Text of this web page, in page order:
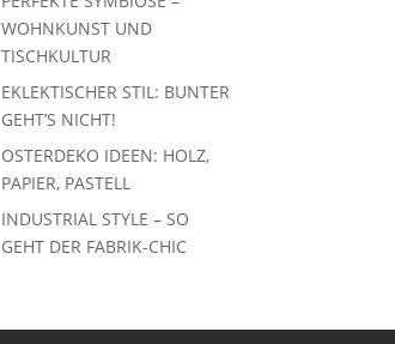
WOHNKUNST UND
TISCHKULTUR
EKLEKTISCHER STIL: BUNTER
GEHT’S NICHT!
OSTERDEKO IDEEN: HOLZ,
PAPIER, PASTELL
INDUSTRIAL STYLE – SO
GEHT DER FABRIK-CHIC